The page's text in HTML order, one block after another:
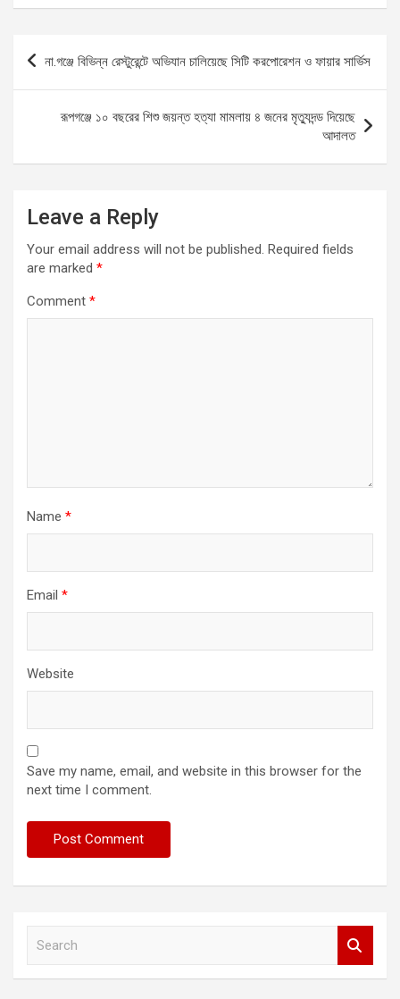
ce
o
o
k
ail at
s
A
p
p
se
n
g
er
ar
e
Post
navigation
না.গঞ্জে বিভিন্ন রেস্টুরেন্টে অভিযান চালিয়েছে সিটি করপোরেশন ও ফায়ার সার্ভিস
রূপগঞ্জে ১০ বছরের শিশু জয়ন্ত হত্যা মামলায় ৪ জনের মৃত্যুদন্ড দিয়েছে
আদালত
Leave a Reply
Your email address will not be published. Required fields
are marked *
Comment *
Name *
Email *
Website
Save my name, email, and website in this browser for the
next time I comment.